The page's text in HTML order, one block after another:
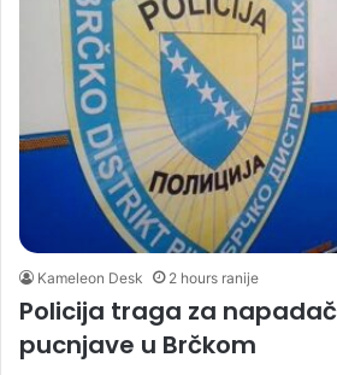
Kameleon Desk 2 hours ranije
Policija traga za
pucnjave u Brčkom